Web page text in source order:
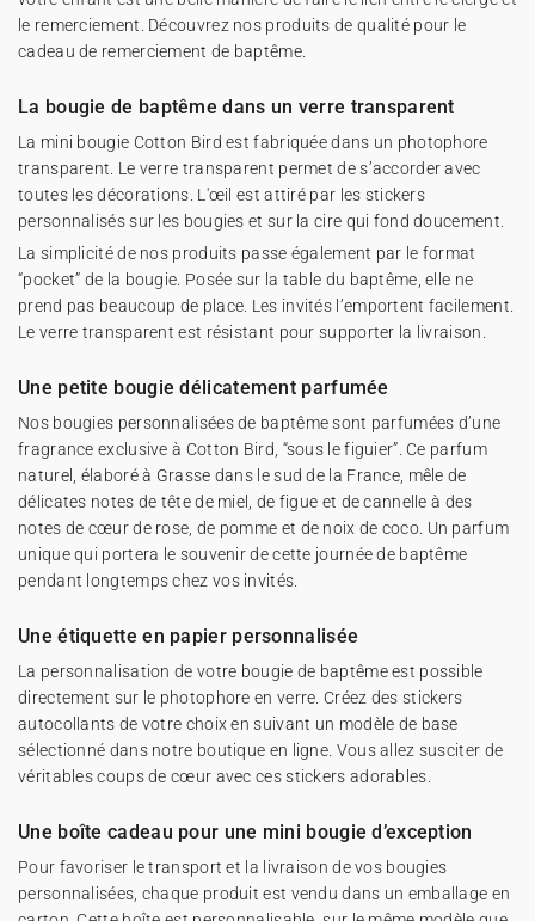
le remerciement. Découvrez nos produits de qualité pour le
cadeau de remerciement de baptême.
La bougie de baptême dans un verre transparent
La mini bougie Cotton Bird est fabriquée dans un photophore
transparent. Le verre transparent permet de s’accorder avec
toutes les décorations. L'œil est attiré par les stickers
personnalisés sur les bougies et sur la cire qui fond doucement.
La simplicité de nos produits passe également par le format
“pocket” de la bougie. Posée sur la table du baptême, elle ne
prend pas beaucoup de place. Les invités l’emportent facilement.
Le verre transparent est résistant pour supporter la livraison.
Une petite bougie délicatement parfumée
Nos bougies personnalisées de baptême sont parfumées d’une
fragrance exclusive à Cotton Bird, “sous le figuier”. Ce parfum
naturel, élaboré à Grasse dans le sud de la France, mêle de
délicates notes de tête de miel, de figue et de cannelle à des
notes de cœur de rose, de pomme et de noix de coco. Un parfum
unique qui portera le souvenir de cette journée de baptême
pendant longtemps chez vos invités.
Une étiquette en papier personnalisée
La personnalisation de votre bougie de baptême est possible
directement sur le photophore en verre. Créez des stickers
autocollants de votre choix en suivant un modèle de base
sélectionné dans notre boutique en ligne. Vous allez susciter de
véritables coups de cœur avec ces stickers adorables.
Une boîte cadeau pour une mini bougie d’exception
Pour favoriser le transport et la livraison de vos bougies
personnalisées, chaque produit est vendu dans un emballage en